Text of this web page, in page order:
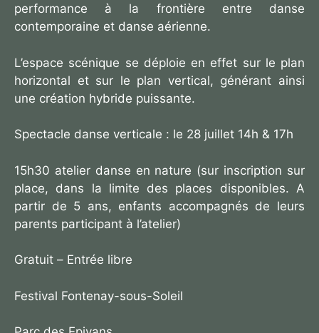
performance à la frontière entre danse
contemporaine et danse aérienne.
L’espace scénique se déploie en effet sur le plan
horizontal et sur le plan vertical, générant ainsi
une création hybride puissante.
Spectacle danse verticale : le 28 juillet 14h & 17h
15h30 atelier danse en nature (sur inscription sur
place, dans la limite des places disponibles. A
partir de 5 ans, enfants accompagnés de leurs
parents participant à l’atelier)
Gratuit – Entrée libre
Festival Fontenay-sous-Soleil